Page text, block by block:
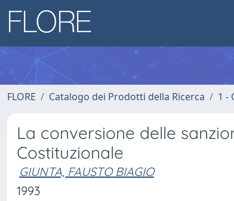
FLORE Catalogo dei Prodotti della Ricerca 1 -
La conversione delle
Costituzionale
GIUNTA, FAUSTO BIAGIO
1993